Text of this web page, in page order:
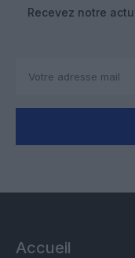
Recevez notre
Accueil